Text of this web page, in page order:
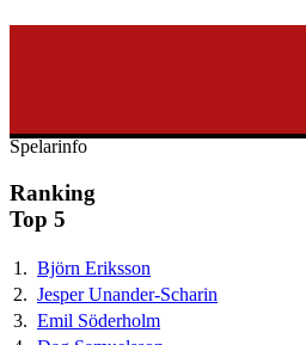
Spelarinfo
Ranking
Top 5
1. Björn Eriksson
2. Jesper Unander-Scharin
3. Emil Söderholm